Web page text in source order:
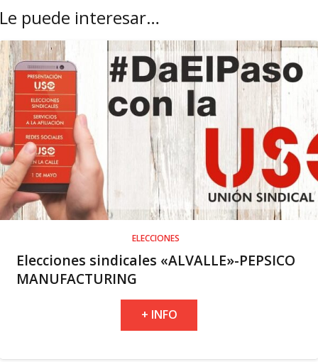
Le puede interesar…
ELECCIONES
Elecciones sindicales «ALVALLE»-PEPSICO
MANUFACTURING
+ INFO